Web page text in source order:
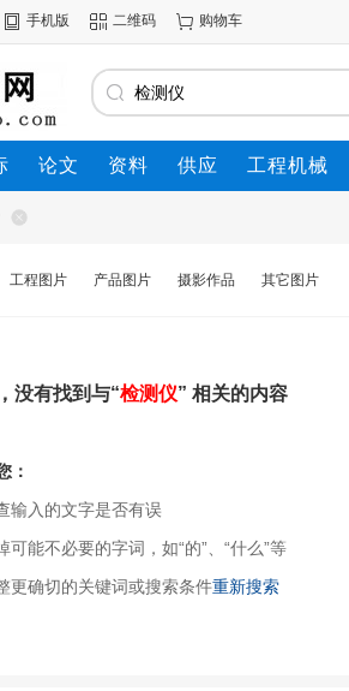
手机版 二维码 购物车
论文 资料 供应 工程机械
工程图片 产品图片 摄影作品 其它图片
没有找到与“检测仪” 相关的内容
：
输入的文字是否有误
可能不必要的字词，如“的”、“什么”等
更确切的关键词或搜索条件重新搜索